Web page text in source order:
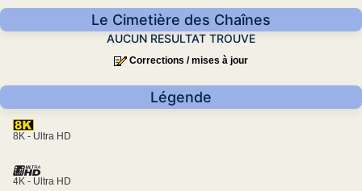
Le Cimetière des Chaînes
AUCUN RESULTAT TROUVE
Corrections / mises à jour
Légende
8K - Ultra HD
4K - Ultra HD